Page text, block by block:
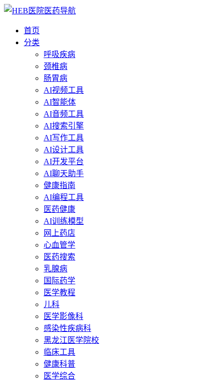
首页
分类
呼吸疾病
颈椎病
肠胃病
AI视频工具
AI智能体
AI音频工具
AI搜索引擎
AI写作工具
AI设计工具
AI开发平台
AI聊天助手
健康指南
AI编程工具
医药健康
AI训练模型
网上药店
心血管学
医药搜索
乳腺病
国际药学
医学教程
儿科
医学影像科
感染性疾病科
黑龙江医学院校
临床工具
健康科普
医学综合